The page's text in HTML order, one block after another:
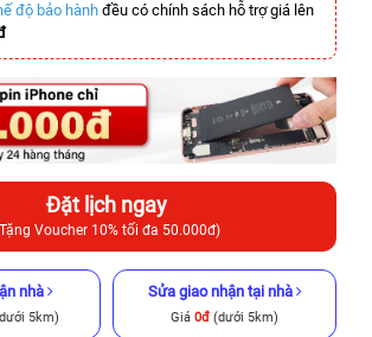
độ bảo hành đều có chính sách hỗ trợ giá lên
Đặt lịch ngay
Voucher 10% tối đa 50.000đ)
nhà
5km)
Sửa giao nhận tại nhà
Giá 0đ (dưới 5km)